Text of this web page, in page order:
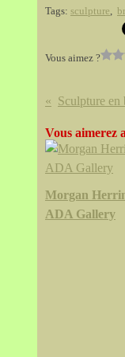
Tags: sculpture,
Vous aimez ?
Vous aimerez
Morgan
ADA Gallery